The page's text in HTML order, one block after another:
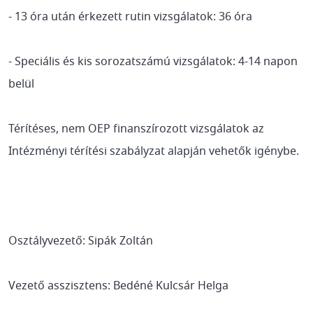
- 13 óra után érkezett rutin vizsgálatok: 36 óra
- Speciális és kis sorozatszámú vizsgálatok: 4-14 napon
belül
Térítéses, nem OEP finanszírozott vizsgálatok az
Intézményi térítési szabályzat alapján vehetők igénybe.
Osztályvezető: Sipák Zoltán
Vezető asszisztens: Bedéné Kulcsár Helga